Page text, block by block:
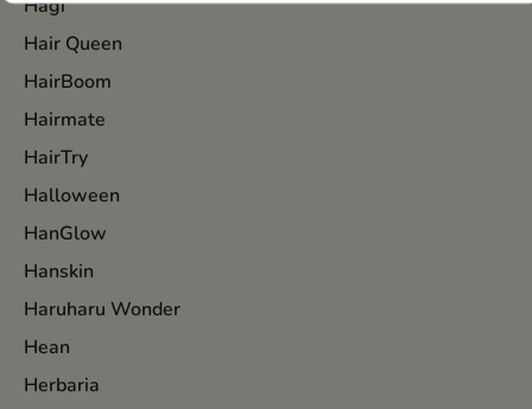
Hagi
Hair Queen
HairBoom
Hairmate
HairTry
Halloween
HanGlow
Hanskin
Haruharu Wonder
Hean
Herbaria